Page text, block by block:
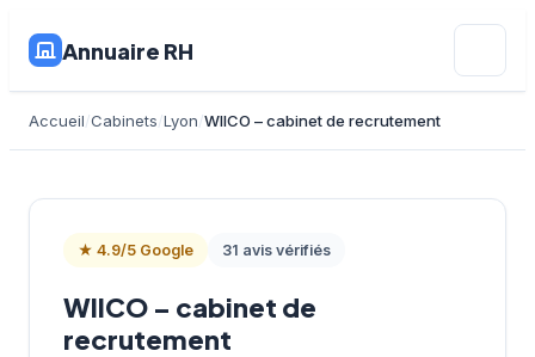
Annuaire RH
Accueil Cabinets Lyon WIICO – cabinet de recrutement
★ 4.9/5 Google 31 avis vérifiés
WIICO – cabinet de
recrutement